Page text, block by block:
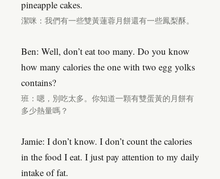
pineapple cakes.
潔咪：我們有一些雙黃蓮蓉月餅還有一些鳳梨酥。
Ben: Well, don’t eat too many. Do you know
how many calories the one with two egg yolks
contains?
班：嗯，別吃太多。你知道一顆有雙蛋黃的月餅有
多少熱量嗎？
Jamie: I don’t know. I don’t count the calories
in the food I eat. I just pay attention to my daily
intake of fat.